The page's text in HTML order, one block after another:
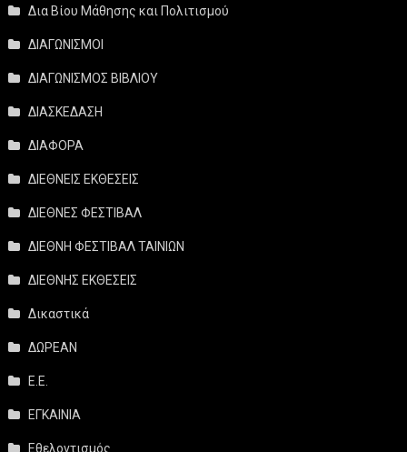
Δια Βίου Μάθησης και Πολιτισμού
ΔΙΑΓΩΝΙΣΜΟΙ
ΔΙΑΓΩΝΙΣΜΟΣ ΒΙΒΛΙΟΥ
ΔΙΑΣΚΕΔΑΣΗ
ΔΙΑΦΟΡΑ
ΔΙΕΘΝΕΙΣ ΕΚΘΕΣΕΙΣ
ΔΙΕΘΝΕΣ ΦΕΣΤΙΒΑΛ
ΔΙΕΘΝΗ ΦΕΣΤΙΒΑΛ ΤΑΙΝΙΩΝ
ΔΙΕΘΝΗΣ ΕΚΘΕΣΕΙΣ
Δικαστικά
ΔΩΡΕΑΝ
Ε.Ε.
ΕΓΚΑΙΝΙΑ
Εθελοντισμός